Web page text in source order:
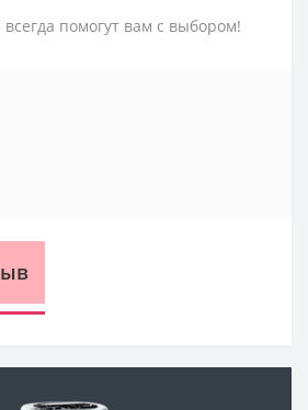
помогут вам с выбором!